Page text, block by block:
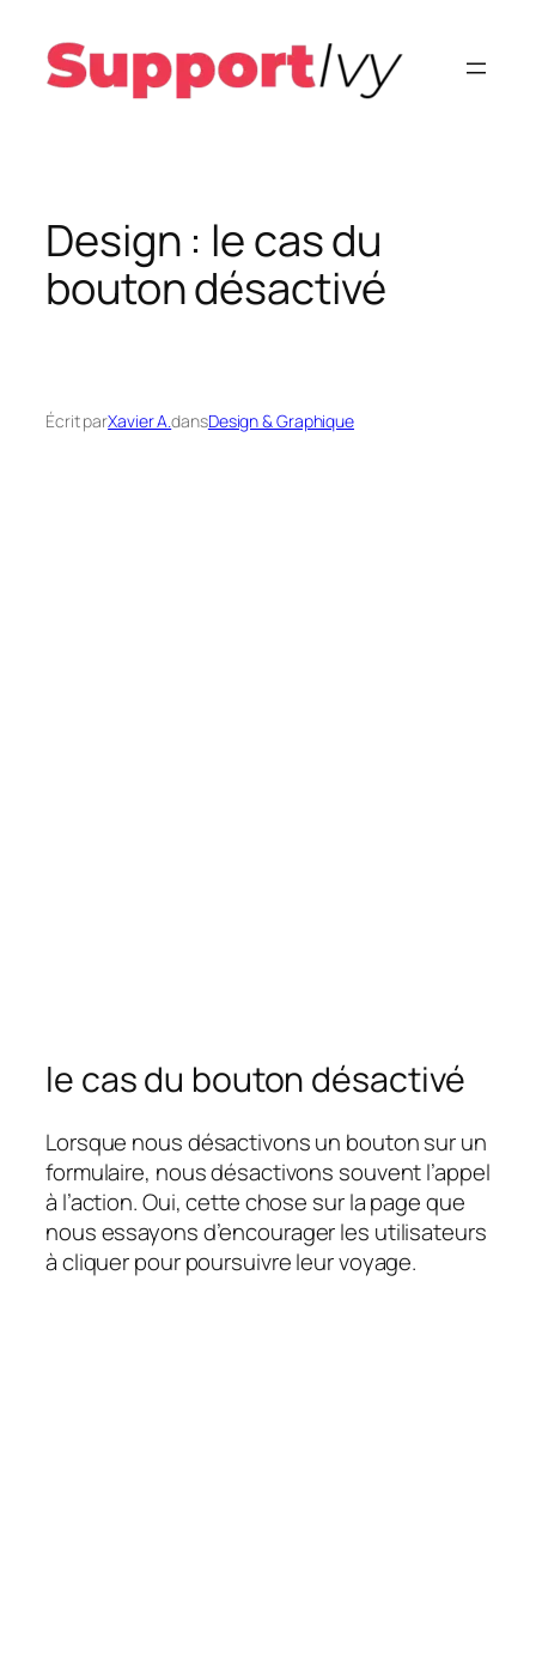
contenu
Design : le cas du
bouton désactivé
Écrit parXavier A.dansDesign & Graphique
le cas du bouton désactivé
Lorsque nous désactivons un bouton sur un
formulaire, nous désactivons souvent l’appel
à l’action. Oui, cette chose sur la page que
nous essayons d’encourager les utilisateurs
à cliquer pour poursuivre leur voyage.